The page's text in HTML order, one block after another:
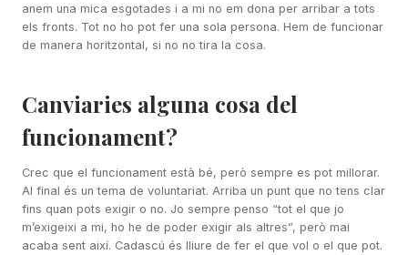
anem una mica esgotades i a mi no em dona per arribar a tots
els fronts. Tot no ho pot fer una sola persona. Hem de funcionar
de manera horitzontal, si no no tira la cosa.
Canviaries alguna cosa del
funcionament?
Crec que el funcionament està bé, però sempre es pot millorar.
Al final és un tema de voluntariat. Arriba un punt que no tens clar
fins quan pots exigir o no. Jo sempre penso “tot el que jo
m’exigeixi a mi, ho he de poder exigir als altres”, però mai
acaba sent així. Cadascú és lliure de fer el que vol o el que pot.